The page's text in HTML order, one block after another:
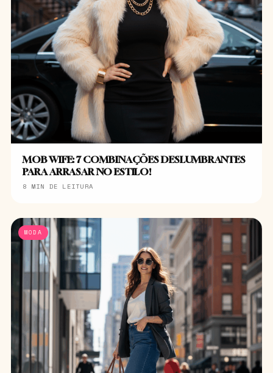
MOB WIFE: 7 COMBINAÇÕES DESLUMBRANTES
PARA ARRASAR NO ESTILO!
8 MIN DE LEITURA
MODA